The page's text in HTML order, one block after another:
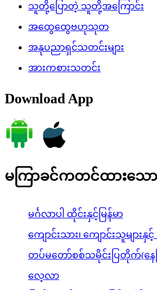
သူတို့ပြောတဲ့ သူတို့အကြောင်း
အထွေထွေဗဟုသုတ
အနုပညာရှင်သတင်းများ
အားကစားသတင်း
Download App
မကြာခင်ကတင်ထားသော
မင်္ဂလာပါ ထိုင်းနှင့်မြန်မာ
ကျောင်းသား၊ ကျောင်းသူများနှ
တပ်မတော်စစ်သမိုင်းပြတိုက်(န
လေ့လာ